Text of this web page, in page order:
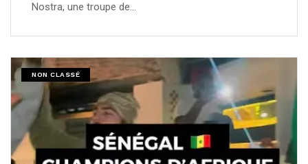
Nostra, une troupe de…
NON CLASSÉ